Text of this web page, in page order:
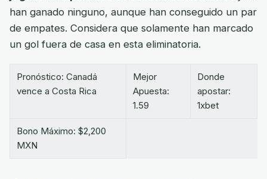
han ganado ninguno, aunque han conseguido un par
de empates. Considera que solamente han marcado
un gol fuera de casa en esta eliminatoria.
Pronóstico: Canadá
vence a Costa Rica
Mejor
Apuesta:
1.59
Donde
apostar:
1xbet
Bono Máximo: $2,200
MXN